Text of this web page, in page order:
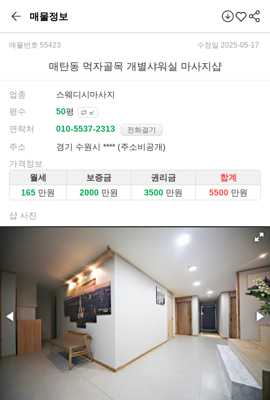
매물정보
매물번호 55423 수정일 2025-05-17
매탄동 먹자골목 개별샤워실 마사지샵
업종
스웨디시마사지
평수
평 ㎡
연락처 전화걸기
주소
경기 수원시 **** (주소비공개)
가격정보
월세
보증금 권리금
합계
만원
만원 만원 만원
샵 사진